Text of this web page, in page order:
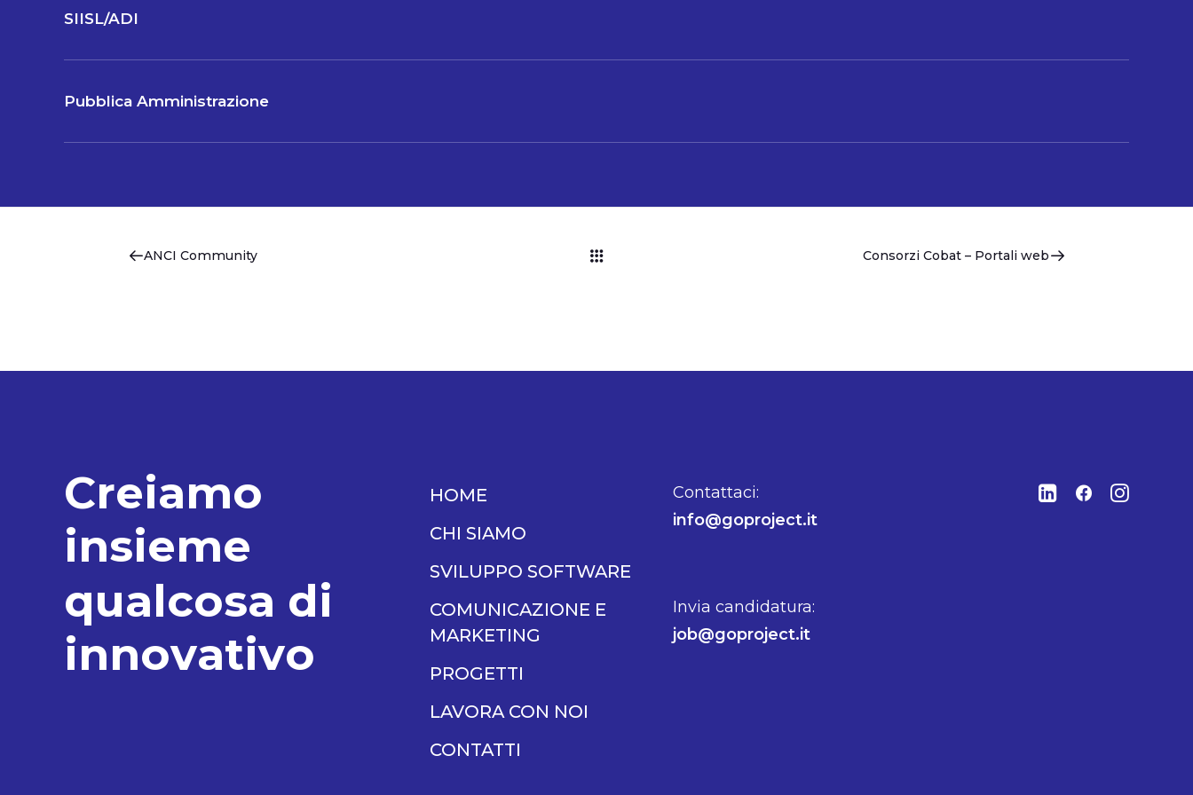
SIISL/ADI
Pubblica Amministrazione
ANCI Community Consorzi Cobat – Portali web
Creiamo
insieme
qualcosa di
innovativo
HOME
CHI SIAMO
SVILUPPO SOFTWARE
COMUNICAZIONE E
MARKETING
PROGETTI
LAVORA CON NOI
CONTATTI
Contattaci:
info@goproject.it
Invia candidatura:
job@goproject.it